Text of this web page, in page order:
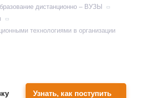
дистанционно – ВУЗЫ
технологиями в организации
Узнать, как поступить